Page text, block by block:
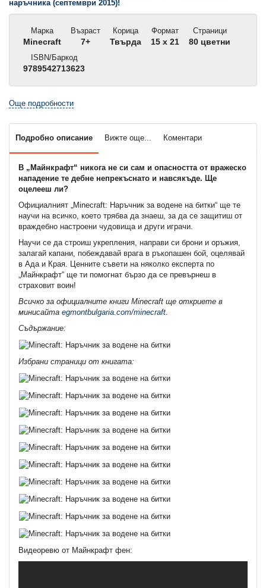
наръчника (септември 2015)!
Марка
Minecraft
Възраст
7+
Корица
Твърда
Формат
15 x 21
Страници
80 цветни
ISBN/Баркод
9789542713623
Още подробности
Подробно описание Вижте още... Коментари
В „Майнкрафт“ никога не си сам и опасността от вражеско
нападение те дебне непрекъснато и навсякъде. Ще
оцелееш ли?
Официалният „Minecraft: Наръчник за водене на битки“ ще те
научи на всичко, което трябва да знаеш, за да се защитиш от
враждебно настроени чудовища и други играчи.
Научи се да строиш укрепления, направи си брони и оръжия,
залагай капани, побеждавай врага в ръкопашен бой, оцелявай
в Ада и Края. Ценните съвети на няколко експерта по
„Майнкрафт“ ще ти помогнат бързо да се превърнеш в
страховит воин!
Всичко за официалните книги Minecraft ще откриете в
минисайта egmontbulgaria.com/minecraft.
Съдържание:
Избрани страници от книгата:
Видеоревю от Майнкрафт фен: